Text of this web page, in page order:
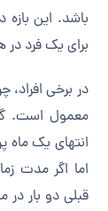
باشد. این
برای یک فرد در
در برخی افراد،
معمول است.
انتهای یک ماه
اما اگر مدت
قبلی دو بار